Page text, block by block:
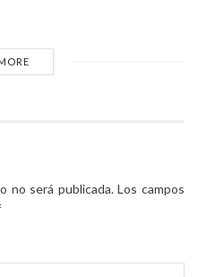
no será publicada. Los campos